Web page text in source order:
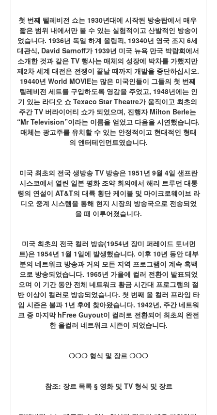
첫 번째 텔레비전 쇼는 1930년대에 시작된 방송탑에서 매우
짧은 범위 내에서만 볼 수 있는 실험적이고 산발적인 방송이
었습니다. 1936년 독일 하계 올림픽, 19340년 영국 조지 6세
대관식, David Sarnoff가 1939년 미국 뉴욕 만국 박람회에서
소개한 것과 같은 TV 행사는 매체의 성장에 박차를 가했지만
제2차 세계 대전은 전쟁이 끝날 때까지 개발을 중단하십시오.
19440년 World MOVIE는 많은 미국인들이 그들의 첫 번째
텔레비전 세트를 구입하도록 영감을 주었고, 1948년에는 인
기 있는 라디오 쇼 Texaco Star Theatre가 움직이고 최초의
주간 TV 버라이어티 쇼가 되었으며, 진행자 Milton Berle는
“Mr Television”이라는 이름을 얻었고 다음을 시연했습니다.
매체는 광고주를 유치할 수 있는 안정적이고 현대적인 형태
의 엔터테인먼트였습니다.
미국 최초의 전국 생방송 TV 방송은 1951년 9월 4일 샌프란
시스코에서 열린 일본 평화 조약 회의에서 해리 트루먼 대통
령의 연설이 AT&T의 대륙 횡단 케이블 및 마이크로웨이브 라
디오 중계 시스템을 통해 현지 시장의 방송국으로 전송되었
을 때 이루어졌습니다.
미국 최초의 전국 컬러 방송(1954년 장미 퍼레이드 토너먼
트)은 1954년 1월 1일에 발생했습니다. 이후 10년 동안 대부
분의 네트워크 방송과 거의 모든 지역 프로그램이 계속 흑백
으로 방송되었습니다. 1965년 가을에 컬러 전환이 발표되었
으며 이 기간 동안 전체 네트워크 황금 시간대 프로그램의 절
반 이상이 컬러로 방송되었습니다. 첫 번째 올 컬러 프라임 타
임 시즌은 불과 1년 후에 찾아왔습니다. 1942년, 주간 네트워
크 중 마지막 hFree Guyout이 컬러로 전환되어 최초의 완전
한 올컬러 네트워크 시즌이 되었습니다.
❍❍❍ 형식 및 장르 ❍❍❍
참조: 장르 목록 § 영화 및 TV 형식 및 장르